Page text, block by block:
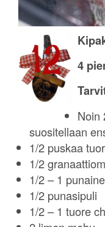
4
Noin
suositellaan
1/2 puskaa
1/2
1/2 – 1
1/2 punasipuli
1/2 – 1 tuore